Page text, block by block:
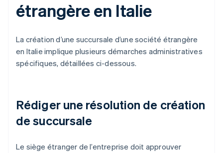
étrangère en Italie
La création d’une succursale d’une société étrangère
en Italie implique plusieurs démarches administratives
spécifiques, détaillées ci-dessous.
Rédiger une résolution de création
de succursale
Le siège étranger de l’entreprise doit approuver